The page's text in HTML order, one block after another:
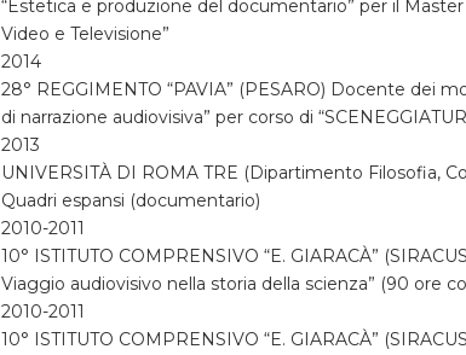
“Estetica e produzione del documentario” per il
Video e Televisione”
2014
28° REGGIMENTO “PAVIA” (PESARO) Docente dei
di narrazione audiovisiva” per corso di
2013
UNIVERSITÀ DI ROMA TRE (Dipartimento Filosofia,
Quadri espansi (documentario)
2010-2011
10° ISTITUTO COMPRENSIVO “E. GIARACÀ”
Viaggio audiovisivo nella storia della scienza” (90 ore
2010-2011
10° ISTITUTO COMPRENSIVO “E. GIARACÀ”